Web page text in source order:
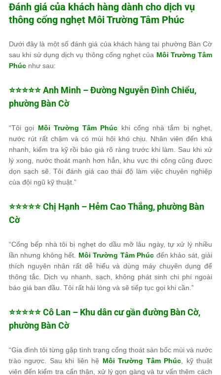
Đánh giá của khách hàng dành cho dịch vụ
thông cống nghẹt Môi Trường Tâm Phúc
Dưới đây là một số đánh giá của khách hàng tại phường Bàn Cờ
sau khi sử dụng dịch vụ thông cống nghẹt của Môi Trường Tâm
Phúc như sau:
⭐⭐⭐⭐⭐ Anh Minh – Đường Nguyễn Đình Chiểu,
phường Bàn Cờ
“Tôi gọi Môi Trường Tâm Phúc khi cống nhà tắm bị nghẹt,
nước rút rất chậm và có mùi hôi khó chịu. Nhân viên đến khá
nhanh, kiểm tra kỹ rồi báo giá rõ ràng trước khi làm. Sau khi xử
lý xong, nước thoát mạnh hơn hẳn, khu vực thi công cũng được
dọn sạch sẽ. Tôi đánh giá cao thái độ làm việc chuyên nghiệp
của đội ngũ kỹ thuật.”
⭐⭐⭐⭐⭐ Chị Hạnh – Hẻm Cao Thắng, phường Bàn
Cờ
“Cống bếp nhà tôi bị nghẹt do dầu mỡ lâu ngày, tự xử lý nhiều
lần nhưng không hết. Môi Trường Tâm Phúc đến khảo sát, giải
thích nguyên nhân rất dễ hiểu và dùng máy chuyên dụng để
thông tắc. Dịch vụ nhanh, sạch, không phát sinh chi phí ngoài
báo giá ban đầu. Tôi rất hài lòng và sẽ tiếp tục gọi khi cần.”
⭐⭐⭐⭐⭐ Cô Lan – Khu dân cư gần đường Bàn Cờ,
phường Bàn Cờ
“Gia đình tôi từng gặp tình trạng cống thoát sàn bốc mùi và nước
trào ngược. Sau khi liên hệ Môi Trường Tâm Phúc , kỹ thuật
viên đến kiểm tra cẩn thận, xử lý gọn gàng và tư vấn thêm cách